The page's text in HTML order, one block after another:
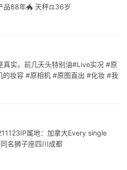
品88年🐲 天秤⚖️36岁
真实，前几天头特别油#Live实况 #原
的妆容 #原相机 #原图直出 #化妆 #我
属地：加拿大Every single
狮子座四川成都